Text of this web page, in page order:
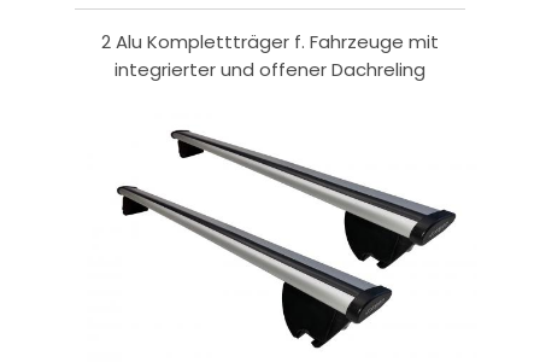
2 Alu Komplettträger f. Fahrzeuge mit
integrierter und offener Dachreling